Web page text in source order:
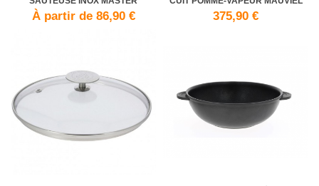
À partir de 86,90 € 375,90 €